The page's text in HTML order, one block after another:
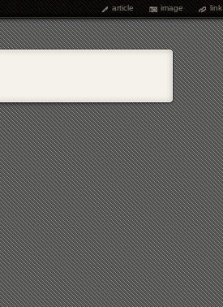
article image link